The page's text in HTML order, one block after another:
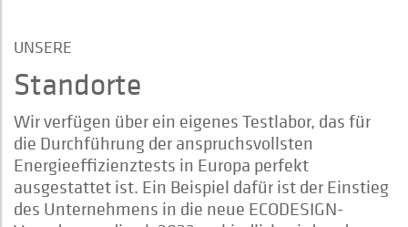
UNSERE
Standorte
Wir verfügen über ein eigenes Testlabor, das für
die Durchführung der anspruchsvollsten
Energieeffizienztests in Europa perfekt
ausgestattet ist. Ein Beispiel dafür ist der Einstieg
des Unternehmens in die neue ECODESIGN-